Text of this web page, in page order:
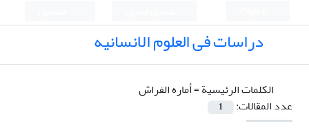
دراسات فی العلوم الانسانیه
الكلمات الرئيسية =أماره الفراش
عدد المقالات:
1